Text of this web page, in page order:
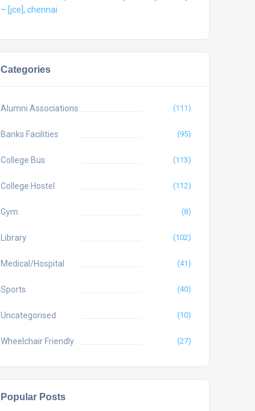
– [jce], chennai
Categories
Alumni Associations (111)
Banks Facilities (95)
College Bus (113)
College Hostel (112)
Gym (8)
Library (102)
Medical/Hospital (41)
Sports (40)
Uncategorised (10)
Wheelchair Friendly (27)
Popular Posts